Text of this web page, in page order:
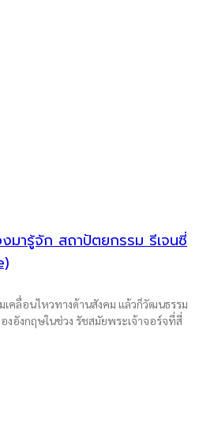
มารู้จัก สถาปัตยกรรม รีเจนซี่
คลื่อนไหวทางด้านสังคม แล้วก็วัฒนธรรม
อังกฤษในช่วง รัชสมัยพระเจ้าจอร์จที่สี่